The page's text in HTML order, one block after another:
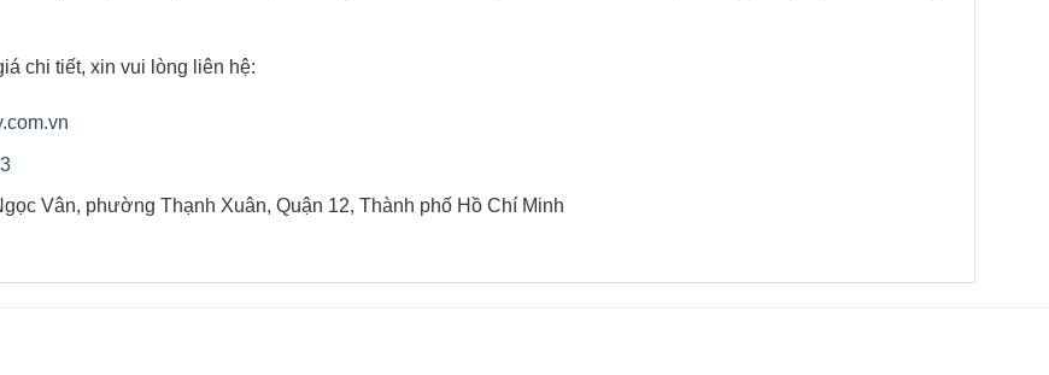
chi tiết, xin vui lòng liên hệ:
Vân, phường Thạnh Xuân, Quận 12, Thành phố Hồ Chí Minh